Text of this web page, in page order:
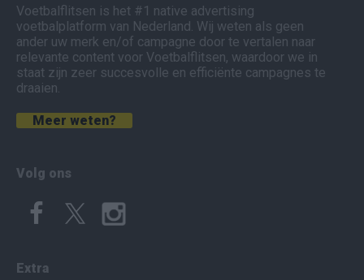
Voetbalflitsen is het #1 native advertising
voetbalplatform van Nederland. Wij weten als geen
ander uw merk en/of campagne door te vertalen naar
relevante content voor Voetbalflitsen, waardoor we in
staat zijn zeer succesvolle en efficiënte campagnes te
draaien.
Meer weten?
Volg ons
Extra